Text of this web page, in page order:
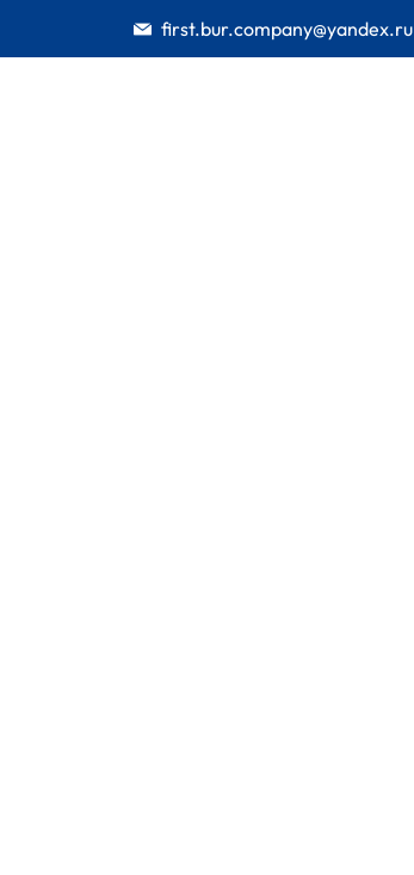
first.bur.company@yandex.ru